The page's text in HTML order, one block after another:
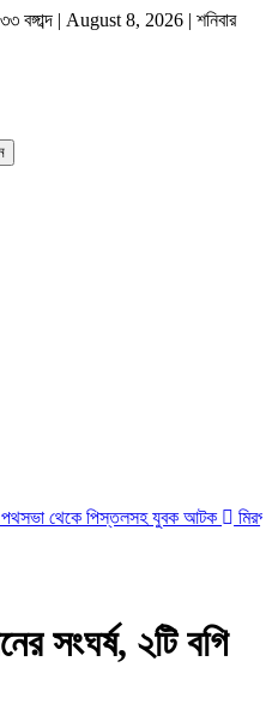
বঙ্গাব্দ | August 8, 2026 | শনিবার
থেকে পিস্তলসহ যুবক আটক মিরপুরে
সংঘর্ষ, ২টি বগি